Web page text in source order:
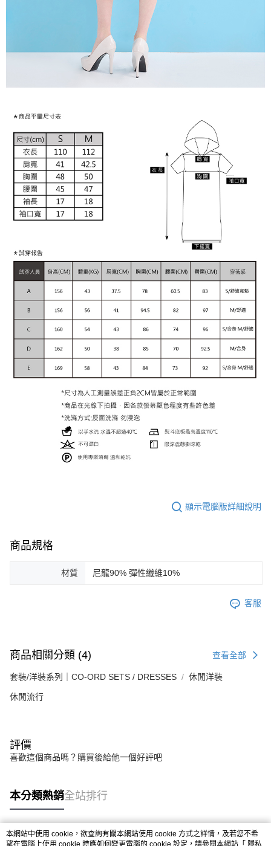
顯示電腦版詳細說明
商品規格
材質 尼龍90% 彈性纖維10%
客服
商品相關分類 (4) 查看全部
套裝/洋裝系列｜CO-ORD SETS / DRESSES 休閒洋裝
休閒流行
評價
喜歡這個商品嗎？購買後給他一個好評吧
本分類熱銷全站排行
熱門標籤
本網站中使用 cookie，欲查詢有關本網站使用 cookie 方式之詳情，及若您不希
望在電腦上使用 cookie 時應如何變更電腦的 cookie 設定，請參閱本網站「 隱私